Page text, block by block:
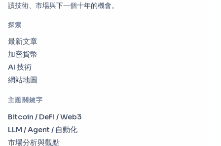
讀技術、市場與下一個十年的機會。
探索
最新文章
加密貨幣
AI 技術
網站地圖
主題關鍵字
Bitcoin / DeFi / Web3
LLM / Agent / 自動化
市場分析與觀點